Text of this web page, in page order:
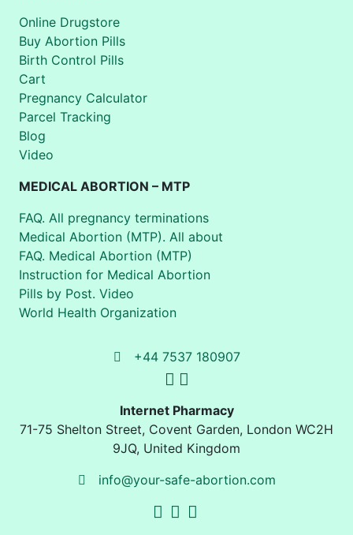
Online Drugstore
Buy Abortion Pills
Birth Control Pills
Cart
Pregnancy Calculator
Parcel Tracking
Blog
Video
MEDICAL ABORTION – MTP
FAQ. All pregnancy terminations
Medical Abortion (MTP). All about
FAQ. Medical Abortion (MTP)
Instruction for Medical Abortion
Pills by Post. Video
World Health Organization
+44 7537 180907
Internet Pharmacy
71-75 Shelton Street, Covent Garden, London WC2H
9JQ, United Kingdom
info@your-safe-abortion.com